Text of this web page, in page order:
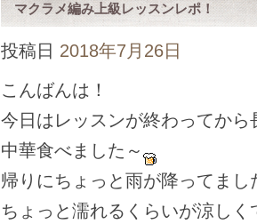
マクラメ編み上級レッスンレポ！
投稿日 2018年7月26日
こんばんは！
今日はレッスンが終わってから
中華食べました～
帰りにちょっと雨が降ってまし
ちょっと濡れるくらいが涼し